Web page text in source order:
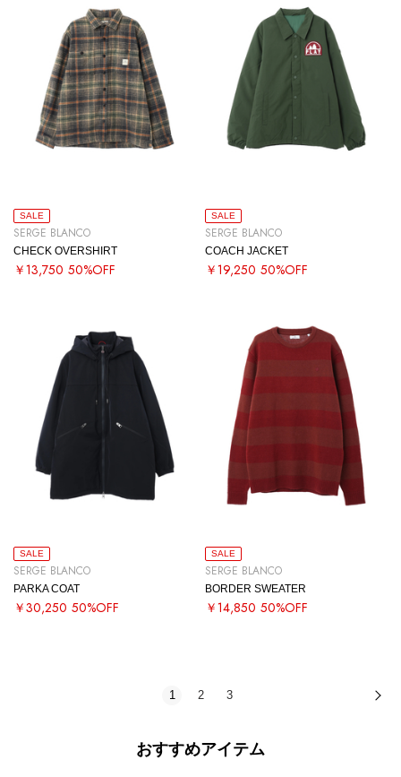
SALE
SERGE BLANCO
CHECK OVERSHIRT
￥13,750 50%OFF
SALE
SERGE BLANCO
COACH JACKET
￥19,250 50%OFF
SALE
SERGE BLANCO
PARKA COAT
￥30,250 50%OFF
SALE
SERGE BLANCO
BORDER SWEATER
￥14,850 50%OFF
1 2 3
おすすめアイテム